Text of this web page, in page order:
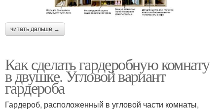
читать дальше →
Как сделать гардеробную комнату
в двушке. Угловой вариант
гардероба
Гардероб, расположенный в угловой части комнаты,